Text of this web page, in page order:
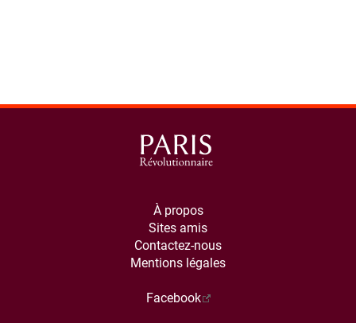
À propos
Sites amis
Contactez-nous
Mentions légales
Facebook